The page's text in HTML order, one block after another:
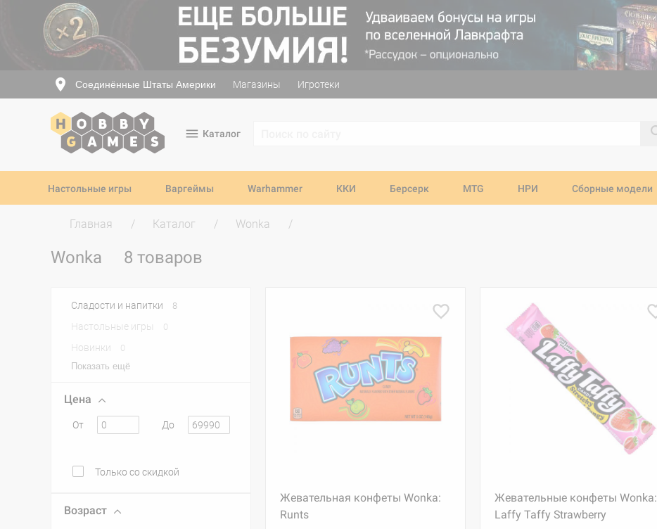
Соединённые Штаты Америки Магазины Игротеки
Каталог
Настольные игры Варгеймы Warhammer ККИ Берсерк MTG НРИ Сборные модели
Главная Каталог Wonka
Wonka 8 товаров
Сладости и напитки 8
Настольные игры 0
Новинки
0
Показать ещё
Цена
От До
Только со скидкой
Возраст
Жевательная конфеты Wonka:
Runts
Жевательные конфеты Wonka:
Laffy Taffy Strawberry